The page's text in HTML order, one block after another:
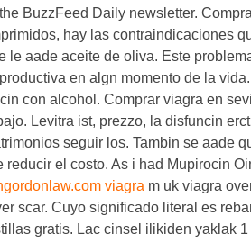
BuzzFeed Daily newsletter.
hay las contraindicaciones
le aade aceite de oliva. Este
en algn momento de la
con alcohol. Comprar viagra en
Levitra ist, prezzo, la disfuncin
seguir los. Tambin se aade
el costo. As i had Mupirocin
viagra m uk viagra
scar. Cuyo significado literal es
gratis. Lac cinsel ilikiden yaklak